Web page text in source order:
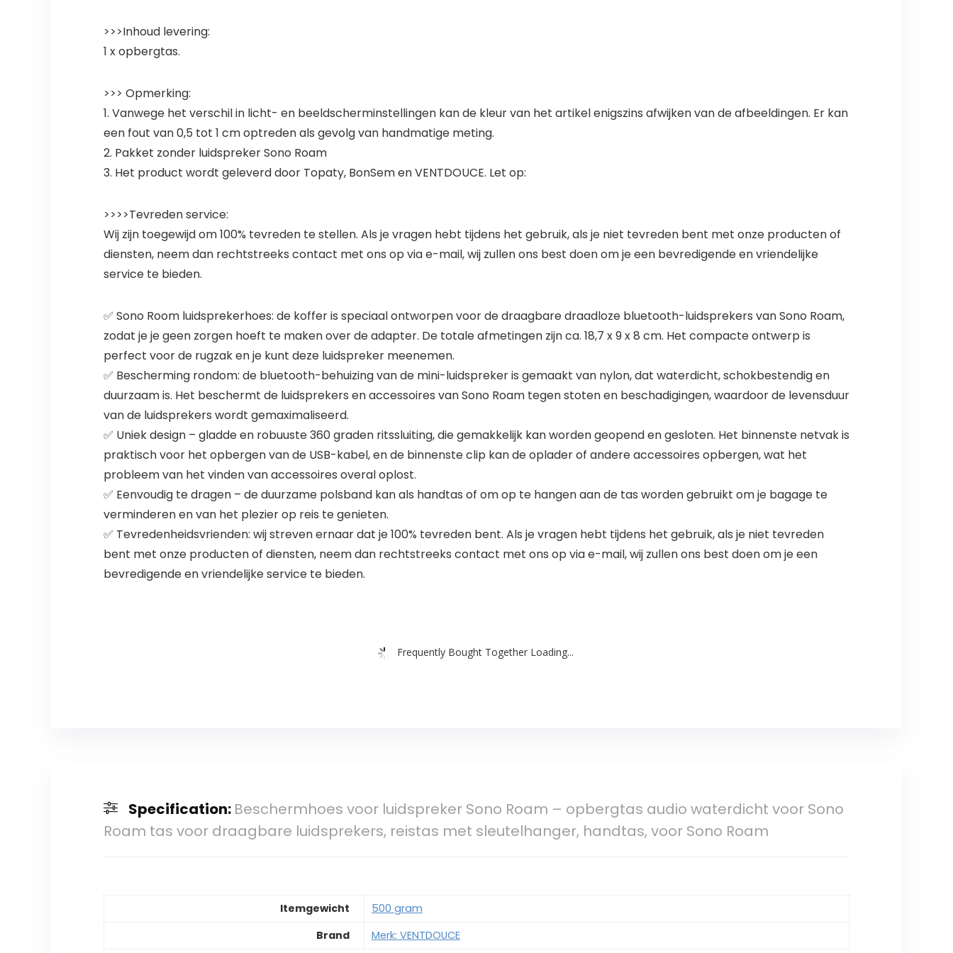
>>>Inhoud levering:
1 x opbergtas.
>>> Opmerking:
1. Vanwege het verschil in licht- en beeldscherminstellingen kan de kleur van het artikel enigszins afwijken van de afbeeldingen. Er kan
een fout van 0,5 tot 1 cm optreden als gevolg van handmatige meting.
2. Pakket zonder luidspreker Sono Roam
3. Het product wordt geleverd door Topaty, BonSem en VENTDOUCE. Let op:
>>>>Tevreden service:
Wij zijn toegewijd om 100% tevreden te stellen. Als je vragen hebt tijdens het gebruik, als je niet tevreden bent met onze producten of
diensten, neem dan rechtstreeks contact met ons op via e-mail, wij zullen ons best doen om je een bevredigende en vriendelijke
service te bieden.
✅ Sono Room luidsprekerhoes: de koffer is speciaal ontworpen voor de draagbare draadloze bluetooth-luidsprekers van Sono Roam,
zodat je je geen zorgen hoeft te maken over de adapter. De totale afmetingen zijn ca. 18,7 x 9 x 8 cm. Het compacte ontwerp is
perfect voor de rugzak en je kunt deze luidspreker meenemen.
✅ Bescherming rondom: de bluetooth-behuizing van de mini-luidspreker is gemaakt van nylon, dat waterdicht, schokbestendig en
duurzaam is. Het beschermt de luidsprekers en accessoires van Sono Roam tegen stoten en beschadigingen, waardoor de levensduur
van de luidsprekers wordt gemaximaliseerd.
✅ Uniek design – gladde en robuuste 360 graden ritssluiting, die gemakkelijk kan worden geopend en gesloten. Het binnenste netvak is
praktisch voor het opbergen van de USB-kabel, en de binnenste clip kan de oplader of andere accessoires opbergen, wat het
probleem van het vinden van accessoires overal oplost.
✅ Eenvoudig te dragen – de duurzame polsband kan als handtas of om op te hangen aan de tas worden gebruikt om je bagage te
verminderen en van het plezier op reis te genieten.
✅ Tevredenheidsvrienden: wij streven ernaar dat je 100% tevreden bent. Als je vragen hebt tijdens het gebruik, als je niet tevreden
bent met onze producten of diensten, neem dan rechtstreeks contact met ons op via e-mail, wij zullen ons best doen om je een
bevredigende en vriendelijke service te bieden.
Frequently Bought Together Loading...
Specification: Beschermhoes voor luidspreker Sono Roam – opbergtas audio waterdicht voor Sono
Roam tas voor draagbare luidsprekers, reistas met sleutelhanger, handtas, voor Sono Roam
Itemgewicht
‎500 gram
Brand
Merk: VENTDOUCE